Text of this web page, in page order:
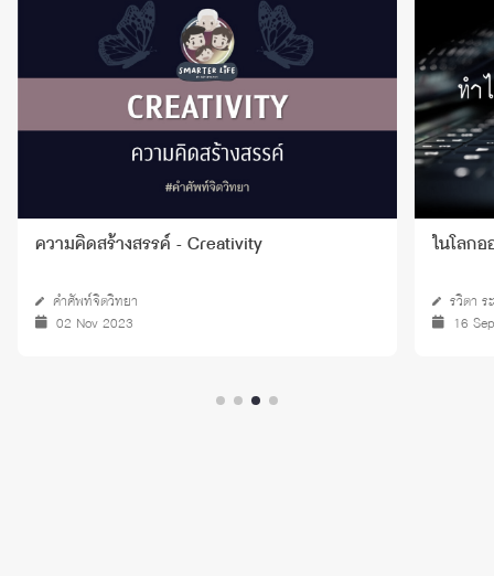
ความคิดสร้างสรรค์ - Creativity
คำศัพท์จิตวิทยา
02 Nov 2023
ในโลก
รวิตา ร
16